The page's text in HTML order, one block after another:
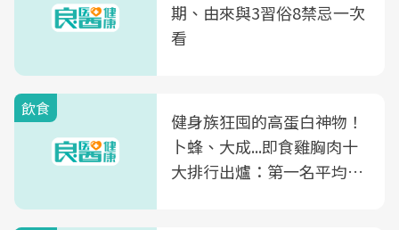
期、由來與3習俗8禁忌一次
看
飲食
健身族狂囤的高蛋白神物！
卜蜂、大成...即食雞胸肉十
大排行出爐：第一名平均一